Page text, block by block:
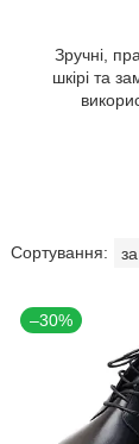
Зручні,
шкірі та
–30%